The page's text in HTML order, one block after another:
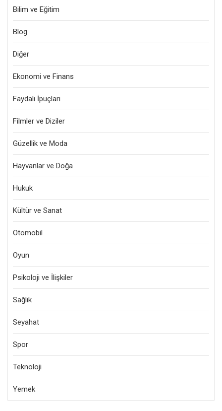
Bilim ve Eğitim
Blog
Diğer
Ekonomi ve Finans
Faydalı İpuçları
Filmler ve Diziler
Güzellik ve Moda
Hayvanlar ve Doğa
Hukuk
Kültür ve Sanat
Otomobil
Oyun
Psikoloji ve İlişkiler
Sağlık
Seyahat
Spor
Teknoloji
Yemek